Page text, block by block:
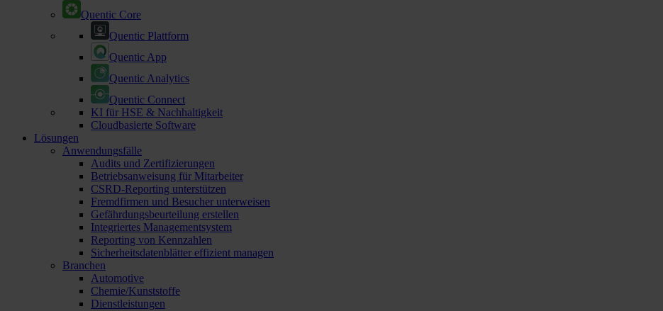
Quentic Core
Quentic Plattform
Quentic App
Quentic Analytics
Quentic Connect
KI für HSE & Nachhaltigkeit
Cloudbasierte Software
Lösungen
Anwendungsfälle
Audits und Zertifizierungen
Betriebsanweisung für Mitarbeiter
CSRD-Reporting unterstützen
Fremdfirmen und Besucher unterweisen
Gefährdungsbeurteilung erstellen
Integriertes Managementsystem
Reporting von Kennzahlen
Sicherheitsdatenblätter effizient managen
Branchen
Automotive
Chemie/Kunststoffe
Dienstleistungen